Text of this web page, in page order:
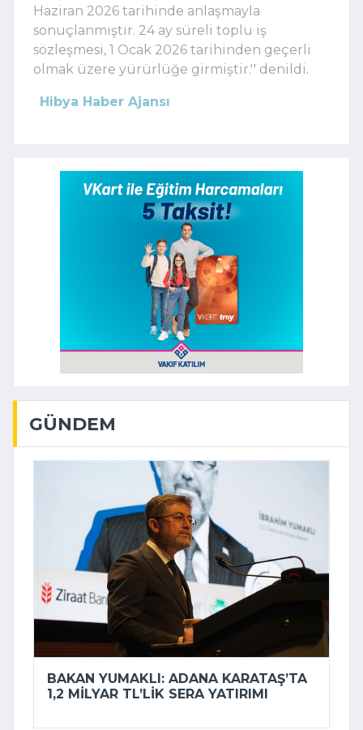
Haziran 2026 tarihinde anlaşmayla
sonuçlanmıştır. 24 ay süreli toplu iş
sözleşmesi, 1 Ocak 2026 tarihinden geçerli
olmak üzere yürürlüğe girmiştir.'' denildi.
Hibya Haber Ajansı
GÜNDEM
BAKAN YUMAKLI: ADANA KARATAŞ’TA
1,2 MILYAR TL’LIK SERA YATIRIMI